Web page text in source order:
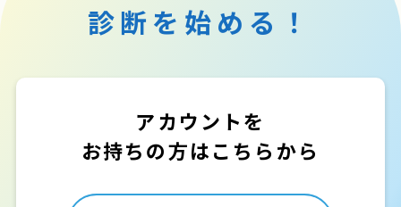
診断を始める！
アカウントを
お持ちの方はこちらから